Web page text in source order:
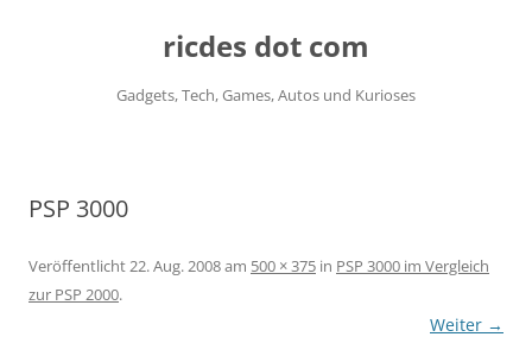
ricdes dot com
Gadgets, Tech, Games, Autos und Kurioses
PSP 3000
Veröffentlicht22. Aug. 2008am 500 × 375 in PSP 3000 im Vergleich
zur PSP 2000.
Weiter →